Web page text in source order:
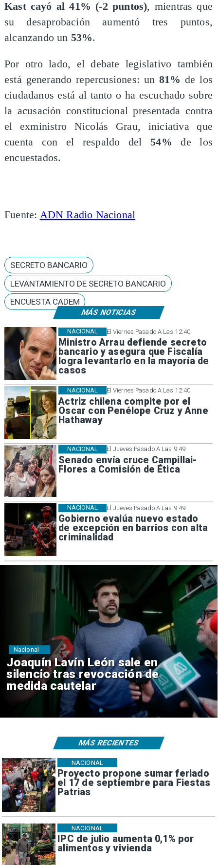
MÁS NOTICIAS
El Viernes Pasado A Las 12:40
Ministro Arrau defiende secreto
bancario y asegura que Fiscalía
logra levantarlo en la mayoría de
casos
NACIONAL
El Viernes Pasado A Las 12:40
Actriz chilena compite por el
Oscar con Penélope Cruz y Anne
Hathaway
NACIONAL
El Jueves Pasado A Las 9:49
Senado envía cruce Campillai-
Flores a Comisión de Ética
NACIONAL
El Jueves Pasado A Las 9:49
Gobierno evalúa nuevo estado
de excepción en barrios con alta
criminalidad
NACIONAL
Kast cayó al 41% (-2 puntos), mientras que
su desaprobación aumentó tres puntos,
alcanzando un 53%.
Por otro lado, el debate legislativo también
está generando repercusiones: un 81% de los
ciudadanos está al tanto o ha escuchado sobre
la acusación constitucional presentada contra
el exministro Nicolás Grau, iniciativa que
cuenta con el respaldo del 54% de los
encuestados.
Fuente: ADN Radio Nacional
SECRETO BANCARIO
LEVANTAMIENTO DE SECRETO BANCARIO
ENCUESTA CADEM
Chile y Venezuela formalizan
reinicio de relaciones
consulares
Nacional
Proyecto propone sumar feriado
el 17 de septiembre para Fiestas
Patrias
NACIONAL
IPC de julio aumenta 0,1% por
alimentos y vivienda
NACIONAL
MÁS RECIENTES